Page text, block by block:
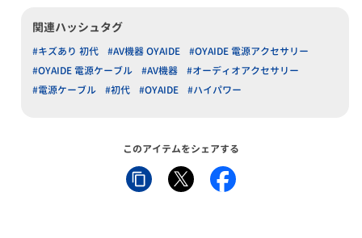
関連ハッシュタグ
#キズあり 初代 #AV機器 OYAIDE
#OYAIDE 電源アクセサリー
#OYAIDE 電源ケーブル
#AV機器
#オーディオアクセサリー
#電源ケーブル
#初代 #OYAIDE #ハイパワー
このアイテムをシェアする